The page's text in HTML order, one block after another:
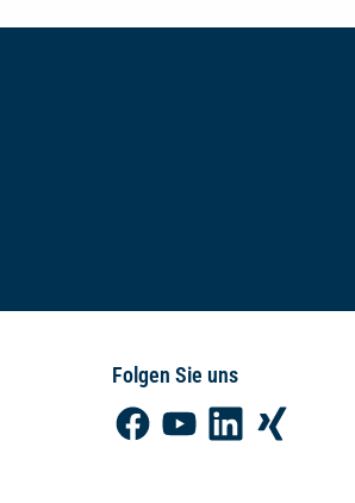
Folgen Sie uns
FacebookYouTubeLinkedInXing